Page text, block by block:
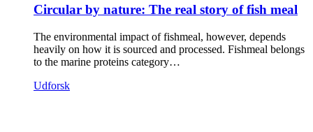
Circular by nature: The real story of fish meal
The environmental impact of fishmeal, however, depends
heavily on how it is sourced and processed. Fishmeal belongs
to the marine proteins category…
Udforsk